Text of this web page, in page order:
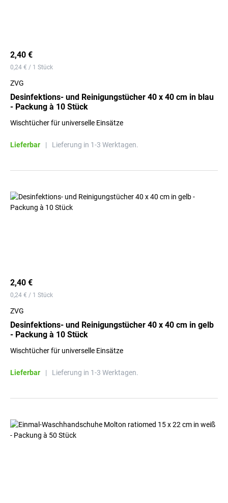
2,40 €
0,24 € / 1 Stück
ZVG
Desinfektions- und Reinigungstücher 40 x 40 cm in blau
- Packung à 10 Stück
Wischtücher für universelle Einsätze
Lieferbar | Lieferung in 1-3 Werktagen.
2,40 €
0,24 € / 1 Stück
ZVG
Desinfektions- und Reinigungstücher 40 x 40 cm in gelb
- Packung à 10 Stück
Wischtücher für universelle Einsätze
Lieferbar | Lieferung in 1-3 Werktagen.